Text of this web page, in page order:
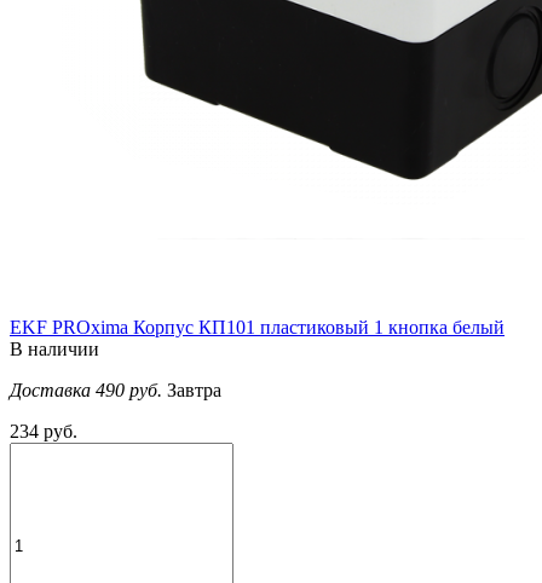
EKF PROxima Корпус КП101 пластиковый 1 кнопка белый
В наличии
Доставка 490 руб. Завтра
234 руб.